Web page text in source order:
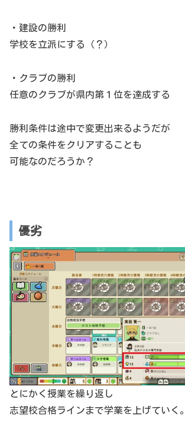
・建設の勝利
学校を立派にする（？）
・クラブの勝利
任意のクラブが県内第１位を達成する
勝利条件は途中で変更出来るようだが
全ての条件をクリアすることも
可能なのだろうか？
優劣
とにかく授業を繰り返し
志望校合格ラインまで学業を上げていく。